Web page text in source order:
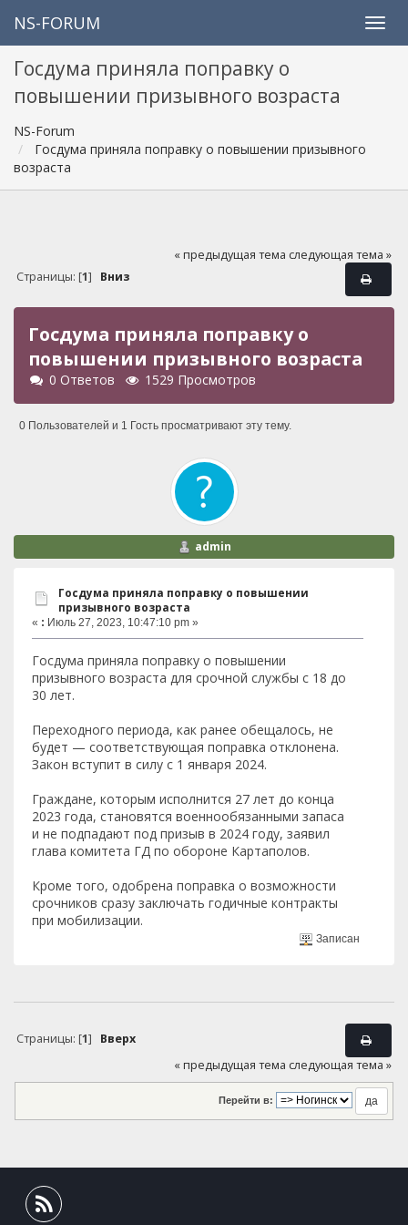
NS-FORUM
Госдума приняла поправку о
повышении призывного возраста
NS-Forum
Госдума приняла поправку о повышении призывного
возраста
« предыдущая тема следующая тема »
Страницы: [1] Вниз
Госдума приняла поправку о
повышении призывного возраста
0 Ответов 1529 Просмотров
0 Пользователей и 1 Гость просматривают эту тему.
admin
Госдума приняла поправку о повышении
призывного возраста
« : Июль 27, 2023, 10:47:10 pm »
Госдума приняла поправку о повышении
призывного возраста для срочной службы с 18 до
30 лет.
Переходного периода, как ранее обещалось, не
будет — соответствующая поправка отклонена.
Закон вступит в силу с 1 января 2024.
Граждане, которым исполнится 27 лет до конца
2023 года, становятся военнообязанными запаса
и не подпадают под призыв в 2024 году, заявил
глава комитета ГД по обороне Картаполов.
Кроме того, одобрена поправка о возможности
срочников сразу заключать годичные контракты
при мобилизации.
Записан
Страницы: [1] Вверх
« предыдущая тема следующая тема »
Перейти в: